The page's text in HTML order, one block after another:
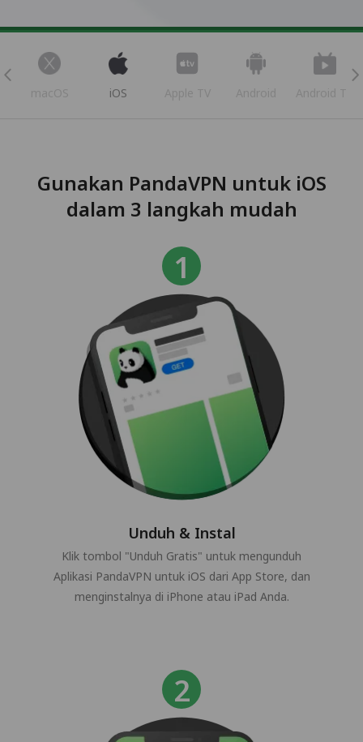
macOS iOS Apple TV Android Android TV
Gunakan PandaVPN untuk iOS
dalam 3 langkah mudah
Unduh & Instal
Klik tombol "Unduh Gratis" untuk mengunduh
Aplikasi PandaVPN untuk iOS dari App Store, dan
menginstalnya di iPhone atau iPad Anda.